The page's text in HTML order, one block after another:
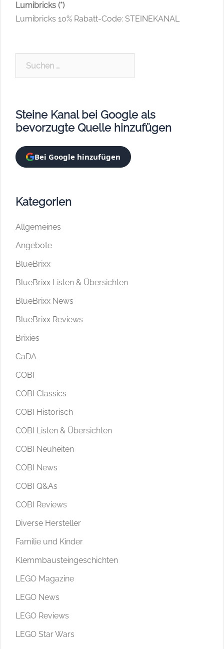
Lumibricks (*)
Lumibricks 10% Rabatt-Code: STEINEKANAL
Steine Kanal bei Google als
bevorzugte Quelle hinzufügen
Bei Google hinzufügen
Kategorien
Allgemeines
Angebote
BlueBrixx
BlueBrixx Listen & Übersichten
BlueBrixx News
BlueBrixx Reviews
Brixies
CaDA
COBI
COBI Classics
COBI Historisch
COBI Listen & Übersichten
COBI Neuheiten
COBI News
COBI Q&As
COBI Reviews
Diverse Hersteller
Familie und Kinder
Klemmbausteingeschichten
LEGO Magazine
LEGO News
LEGO Reviews
LEGO Star Wars